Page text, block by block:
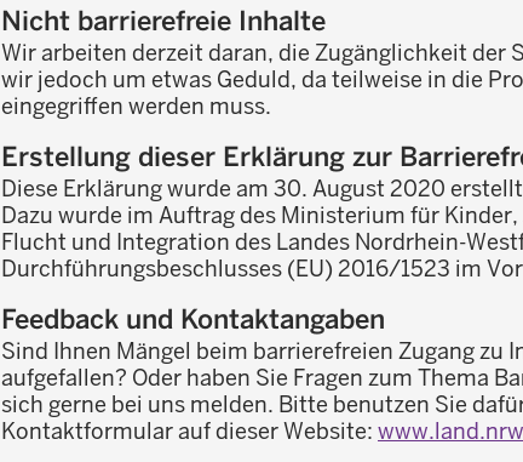
Nicht barrierefreie Inhalte
Wir arbeiten derzeit daran, die Zugänglichkeit der
wir jedoch um etwas Geduld, da teilweise in die
eingegriffen werden muss.
Erstellung dieser Erklärung zur
Diese Erklärung wurde am 30. August 2020
Dazu wurde im Auftrag des Ministerium für
Flucht und Integration des Landes Nordrhein-
Durchführungsbeschlusses (EU) 2016/1523 im
Feedback und Kontaktangaben
Sind Ihnen Mängel beim barrierefreien Zugang zu
aufgefallen? Oder haben Sie Fragen zum Thema
sich gerne bei uns melden. Bitte benutzen Sie
Kontaktformular auf dieser Website: